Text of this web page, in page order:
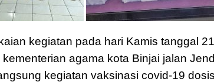
kegiatan pada hari Kamis tanggal
agama kota Binjai jalan
kegiatan vaksinasi covid-19